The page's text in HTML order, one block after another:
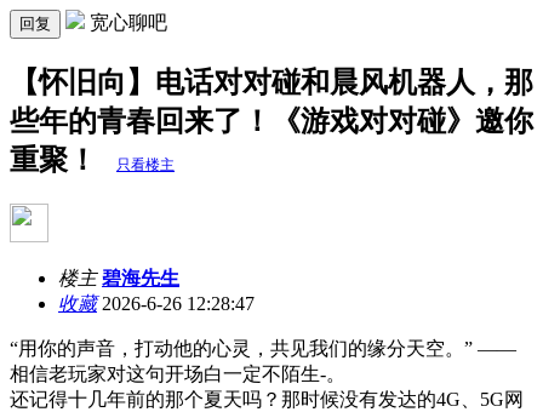
回复 宽心聊吧
【怀旧向】电话对对碰和晨风机器人，那
些年的青春回来了！《游戏对对碰》邀你
重聚！
只看楼主
楼主 碧海先生
收藏2026-6-26 12:28:47
“用你的声音，打动他的心灵，共见我们的缘分天空。” ——
相信老玩家对这句开场白一定不陌生-。
还记得十几年前的那个夏天吗？那时候没有发达的4G、5G网